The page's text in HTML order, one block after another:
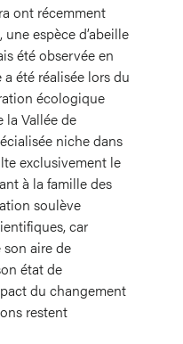
ont récemment
, une espèce d’abeille
été observée en
été réalisée lors du
écologique
la Vallée de
niche dans
exclusivement le
à la famille des
soulève
car
son aire de
état de
du changement
restent